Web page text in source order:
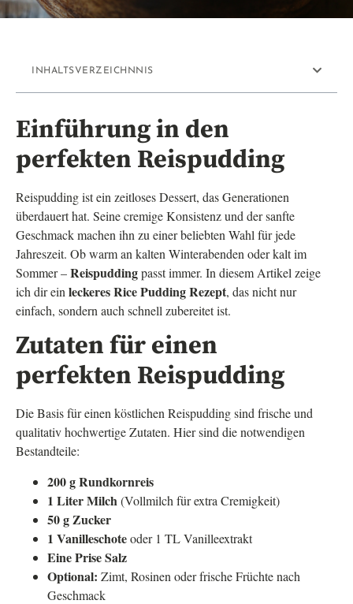
INHALTSVERZEICHNNIS
Einführung in den
perfekten Reispudding
Reispudding ist ein zeitloses Dessert, das Generationen
überdauert hat. Seine cremige Konsistenz und der sanfte
Geschmack machen ihn zu einer beliebten Wahl für jede
Jahreszeit. Ob warm an kalten Winterabenden oder kalt im
Sommer –Reispuddingpasst immer. In diesem Artikel zeige
ich dir ein leckeres Rice Pudding Rezept, das nicht nur
einfach, sondern auch schnell zubereitet ist.
Zutaten für einen
perfekten Reispudding
Die Basis für einen köstlichen Reispudding sind frische und
qualitativ hochwertige Zutaten. Hier sind die notwendigen
Bestandteile:
200 g Rundkornreis
1 Liter Milch(Vollmilch für extra Cremigkeit)
50 g Zucker
1 Vanilleschoteoder 1 TL Vanilleextrakt
Eine Prise Salz
Optional: Zimt, Rosinen oder frische Früchte nach
Geschmack